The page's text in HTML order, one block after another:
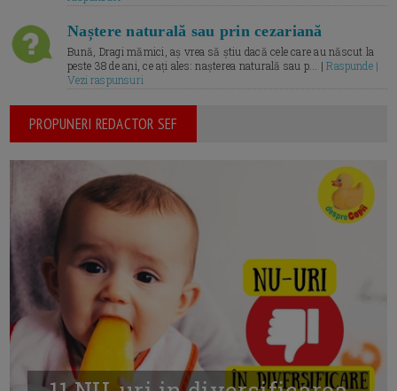
Naștere naturală sau prin cezariană
Bună, Dragi mămici, aș vrea să știu dacă cele care au născut la
peste 38 de ani, ce ați ales: nașterea naturală sau p... |Raspunde |
Vezi raspunsuri
PROPUNERI REDACTOR SEF